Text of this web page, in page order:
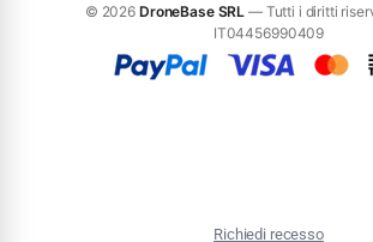
© 2026 DroneBase SRL — Tutti i diritti
IT04456990409
Richiedi recesso